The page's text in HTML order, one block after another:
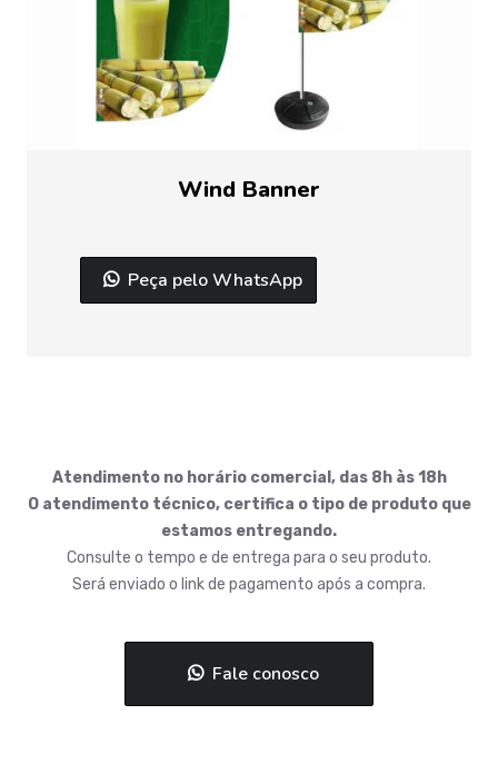
Wind Banner
Peça pelo WhatsApp
Atendimento no horário comercial, das 8h às 18h
O atendimento técnico, certifica o tipo de produto que
estamos entregando.
Consulte o tempo e de entrega para o seu produto.
Será enviado o link de pagamento após a compra.
Fale conosco